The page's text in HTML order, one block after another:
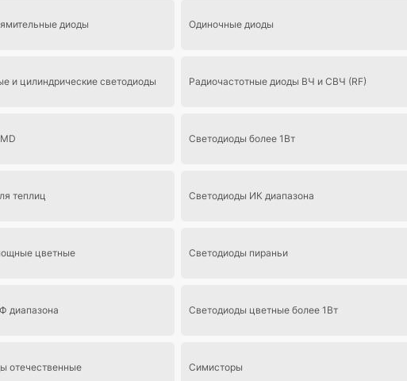
диоды Одиночные диоды
и цилиндрические светодиоды Радиочастотные диоды ВЧ и СВЧ (RF)
Светодиоды более 1Вт
теплиц Светодиоды ИК диапазона
цветные Светодиоды пираньи
диапазона Светодиоды цветные более 1Вт
отечественные Симисторы